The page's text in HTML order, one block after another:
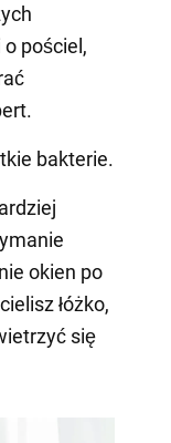
pościel,
bakterie.
okien po
łóżko,
się